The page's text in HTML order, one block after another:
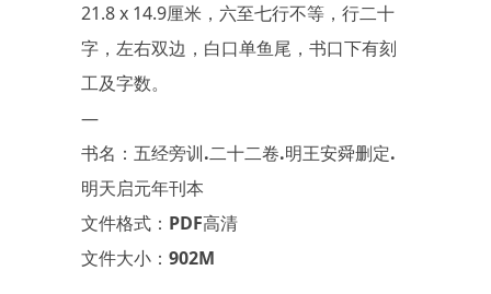
21.8 x 14.9厘米，六至七行不等，行二十
字，左右双边，白口单鱼尾，书口下有刻
工及字数。
—
书名：五经旁训.二十二卷.明王安舜删定.
明天启元年刊本
文件格式：PDF高清
文件大小：902M